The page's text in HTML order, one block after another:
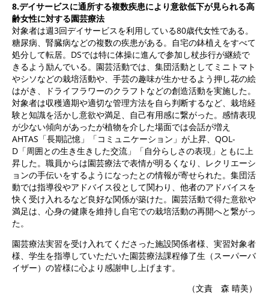
8.デイサービスに通所する複数疾患により意欲低下が見られる高
齢女性に対する園芸療法
対象者は週3回デイサービスを利用している80歳代女性である。
糖尿病、腎臓病などの複数の疾患がある。自宅の鉢植えをすべて
処分して転居。DSでは特に体操に進んで参加し杖歩行が継続で
きるよう励んでいる。園芸活動では、集団活動としてミニトマト
やシソなどの栽培活動や、手芸の趣味が生かせるよう押し花の絵
はがき、ドライフラワーのクラフトなどの創造活動を実施した。
対象者は収穫適期や適切な管理方法を自ら判断するなど、栽培経
験と知識を活かし意欲や満足、自己有用感に繋がった。感情表現
が少ない傾向があったが植物を介した場面では会話が増え
AHTAS「長期記憶」「コミュニケーション」が上昇、QOL-
D「周囲との生き生きした交流」「自分らしさの表現」ともに上
昇した。職員からは園芸療法で表情が明るくなり、レクリエーシ
ョンの手伝いをするようになったとの情報が寄せられた。集団活
動では指導役やアドバイス役として関わり、他者のアドバイスを
快く受け入れるなど良好な関係が築けた。園芸活動で得た意欲や
満足は、心身の健康を維持し自宅での栽培活動の再開へと繋がっ
た。
園芸療法実習を受け入れてくださった施設関係者様、実習対象者
様、学生を指導していただいた園芸療法課程修了生（スーパーバ
イザー）の皆様に心より感謝申し上げます。
（文責 森 晴美）